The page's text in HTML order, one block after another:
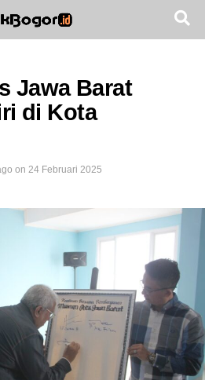
Jawa Barat
di Kota
on 24 Februari 2025
mobile version